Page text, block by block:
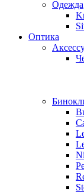
Одежда
Оптика